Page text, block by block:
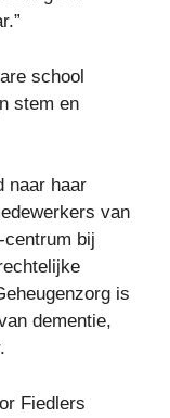
school
stem en
naar haar
van
centrum bij
is
dementie,
Fiedlers